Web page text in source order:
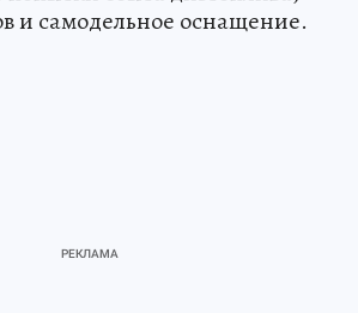
и самодельное оснащение.